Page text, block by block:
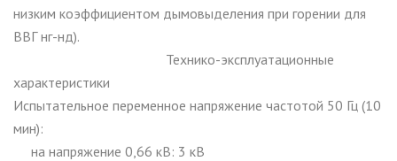
низким коэффициентом дымовыделения при горении для
ВВГ нг-нд).
Технико-эксплуатационные
характеристики
Испытательное переменное напряжение частотой 50 Гц (10
мин):
на напряжение 0,66 кВ: 3 кВ